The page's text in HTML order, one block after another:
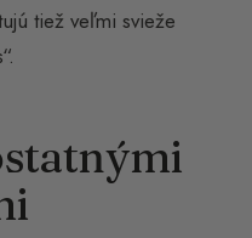
tiež veľmi svieže